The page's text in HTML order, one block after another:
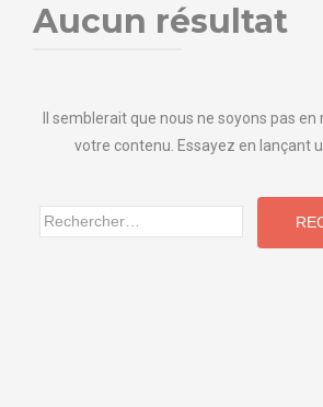
Aucun résultat
Il semblerait que nous ne soyons pas
votre contenu. Essayez en lançant
Rechercher :